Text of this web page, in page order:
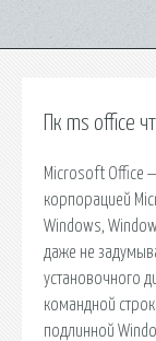
Пк ms office
Microsoft Office
корпорацией
Windows,
даже не
установочного
командной
подлинной